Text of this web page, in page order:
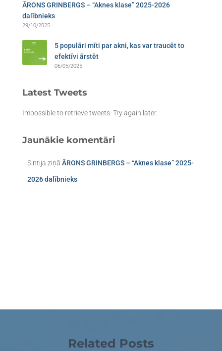
ĀRONS GRINBERGS – “Aknes klase” 2025-2026
dalībnieks
29/10/2025
5 populāri mīti par akni, kas var traucēt to
efektīvi ārstēt
06/05/2025
Latest Tweets
Impossible to retrieve tweets. Try again later.
Jaunākie komentāri
Sintija ziņā ĀRONS GRINBERGS – “Aknes klase” 2025-
2026 dalībnieks
Related Posts